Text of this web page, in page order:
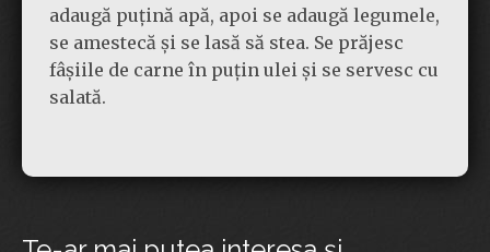
adaugă puțină apă, apoi se adaugă legumele,
se amestecă și se lasă să stea. Se prăjesc
fâșiile de carne în puțin ulei și se servesc cu
salată.